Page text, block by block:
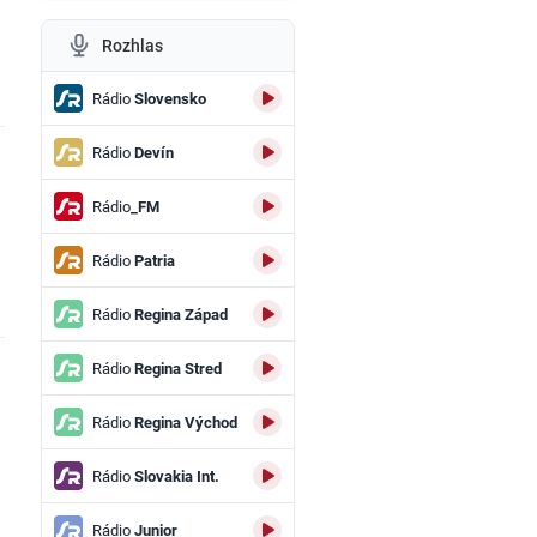
Rozhlas
RádioSlovensko
RádioDevín
Rádio_FM
RádioPatria
RádioRegina Západ
RádioRegina Stred
RádioRegina Východ
RádioSlovakia Int.
RádioJunior